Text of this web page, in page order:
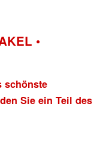
•
schönste
Sie ein Teil des